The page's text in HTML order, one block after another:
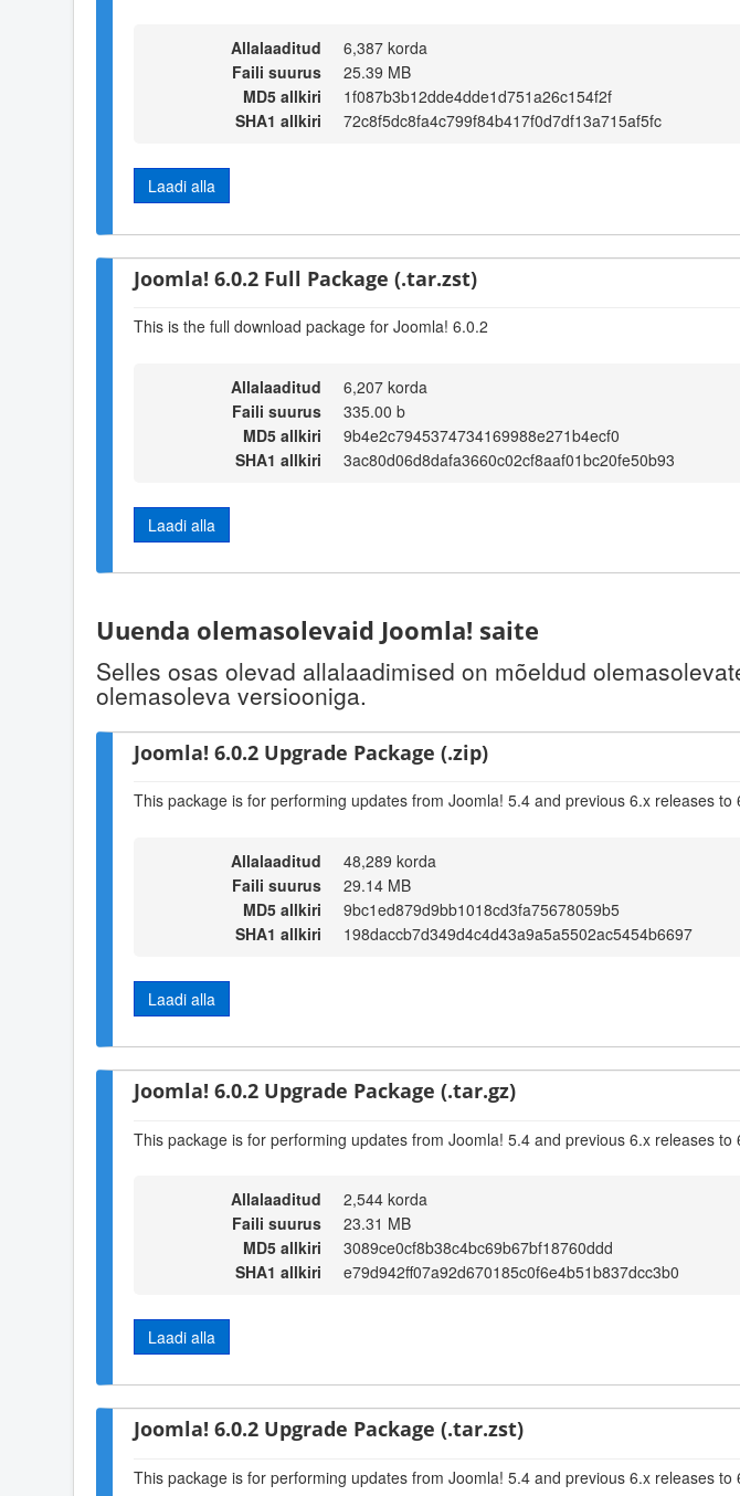
Allalaaditud
6,387 korda
Faili suurus
25.39 MB
MD5 allkiri
1f087b3b12dde4dde1d751a26c154f2f
SHA1 allkiri
72c8f5dc8fa4c799f84b417f0d7df13a715af5fc
Laadi alla
Joomla! 6.0.2 Full Package (.tar.zst)
This is the full download package for Joomla! 6.0.2
Allalaaditud
6,207 korda
Faili suurus
335.00 b
MD5 allkiri
9b4e2c7945374734169988e271b4ecf0
SHA1 allkiri
3ac80d06d8dafa3660c02cf8aaf01bc20fe50b93
Laadi alla
Uuenda olemasolevaid Joomla! saite
Selles osas olevad allalaadimised on mõeldud
olemasoleva versiooniga.
Joomla! 6.0.2 Upgrade Package (.zip)
This package is for performing updates from Joomla! 5.4 and previous 6.x releases to
Allalaaditud
48,289 korda
Faili suurus
29.14 MB
MD5 allkiri
9bc1ed879d9bb1018cd3fa75678059b5
SHA1 allkiri
198daccb7d349d4c4d43a9a5a5502ac5454b6697
Laadi alla
Joomla! 6.0.2 Upgrade Package (.tar.gz)
This package is for performing updates from Joomla! 5.4 and previous 6.x releases to
Allalaaditud
2,544 korda
Faili suurus
23.31 MB
MD5 allkiri
3089ce0cf8b38c4bc69b67bf18760ddd
SHA1 allkiri
e79d942ff07a92d670185c0f6e4b51b837dcc3b0
Laadi alla
Joomla! 6.0.2 Upgrade Package (.tar.zst)
This package is for performing updates from Joomla! 5.4 and previous 6.x releases to